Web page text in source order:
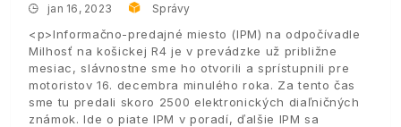
jan 16, 2023 Správy
<p>Informačno-predajné miesto (IPM) na odpočívadle
Milhosť na košickej R4 je v prevádzke už približne
mesiac, slávnostne sme ho otvorili a sprístupnili pre
motoristov 16. decembra minulého roka. Za tento čas
sme tu predali skoro 2500 elektronických diaľničných
známok. Ide o piate IPM v poradí, ďalšie IPM sa